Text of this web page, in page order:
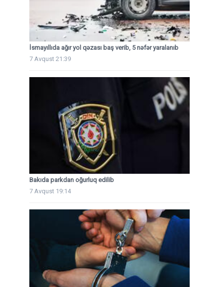
İsmayıllıda ağır yol qəzası baş verib, 5 nəfər yaralanıb
7 Avqust 21:39
Bakıda parkdan oğurluq edilib
7 Avqust 19:14